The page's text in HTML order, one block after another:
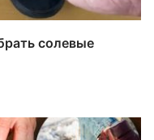
солевые